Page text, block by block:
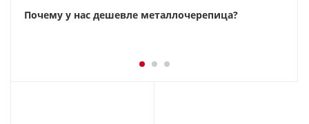
Почему у нас дешевле металлочерепица?